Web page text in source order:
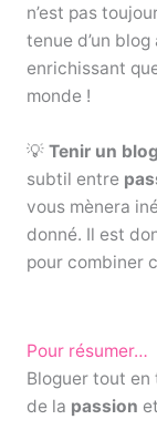
n’est pas
tenue d’un
enrichissant
monde !
💡 Tenir un
subtil entre
vous mènera
donné. Il est
pour combiner
Pour résumer…
Bloguer tout
de la passion